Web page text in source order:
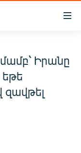
Իրանը
եթե
զավթել